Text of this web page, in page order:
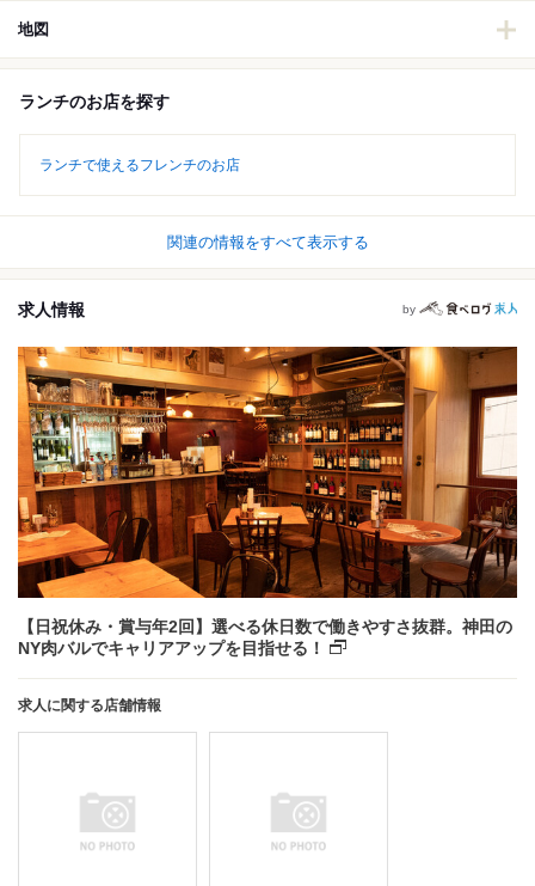
地図
ランチのお店を探す
ランチで使えるフレンチのお店
関連の情報をすべて表示する
求人情報 by
【日祝休み・賞与年2回】選べる休日数で働きやすさ抜群。神田の
NY肉バルでキャリアアップを目指せる！
求人に関する店舗情報